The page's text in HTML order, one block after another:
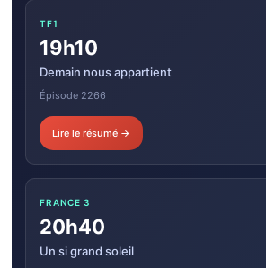
TF1
19h10
Demain nous appartient
Épisode 2266
Lire le résumé →
FRANCE 3
20h40
Un si grand soleil